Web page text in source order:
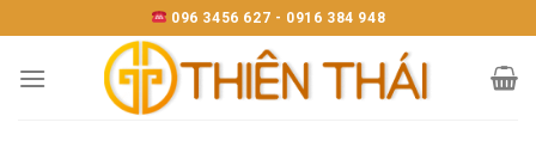
to
content
096 3456 627 - 0916 384 948